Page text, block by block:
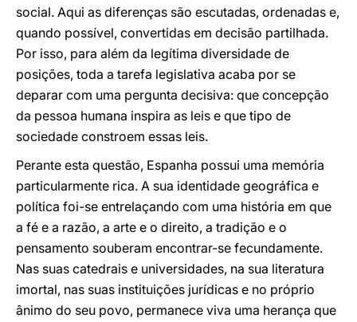
social. Aqui as diferenças são escutadas, ordenadas e,
quando possível, convertidas em decisão partilhada.
Por isso, para além da legítima diversidade de
posições, toda a tarefa legislativa acaba por se
deparar com uma pergunta decisiva: que concepção
da pessoa humana inspira as leis e que tipo de
sociedade constroem essas leis.
Perante esta questão, Espanha possui uma memória
particularmente rica. A sua identidade geográfica e
política foi-se entrelaçando com uma história em que
a fé e a razão, a arte e o direito, a tradição e o
pensamento souberam encontrar-se fecundamente.
Nas suas catedrais e universidades, na sua literatura
imortal, nas suas instituições jurídicas e no próprio
ânimo do seu povo, permanece viva uma herança que